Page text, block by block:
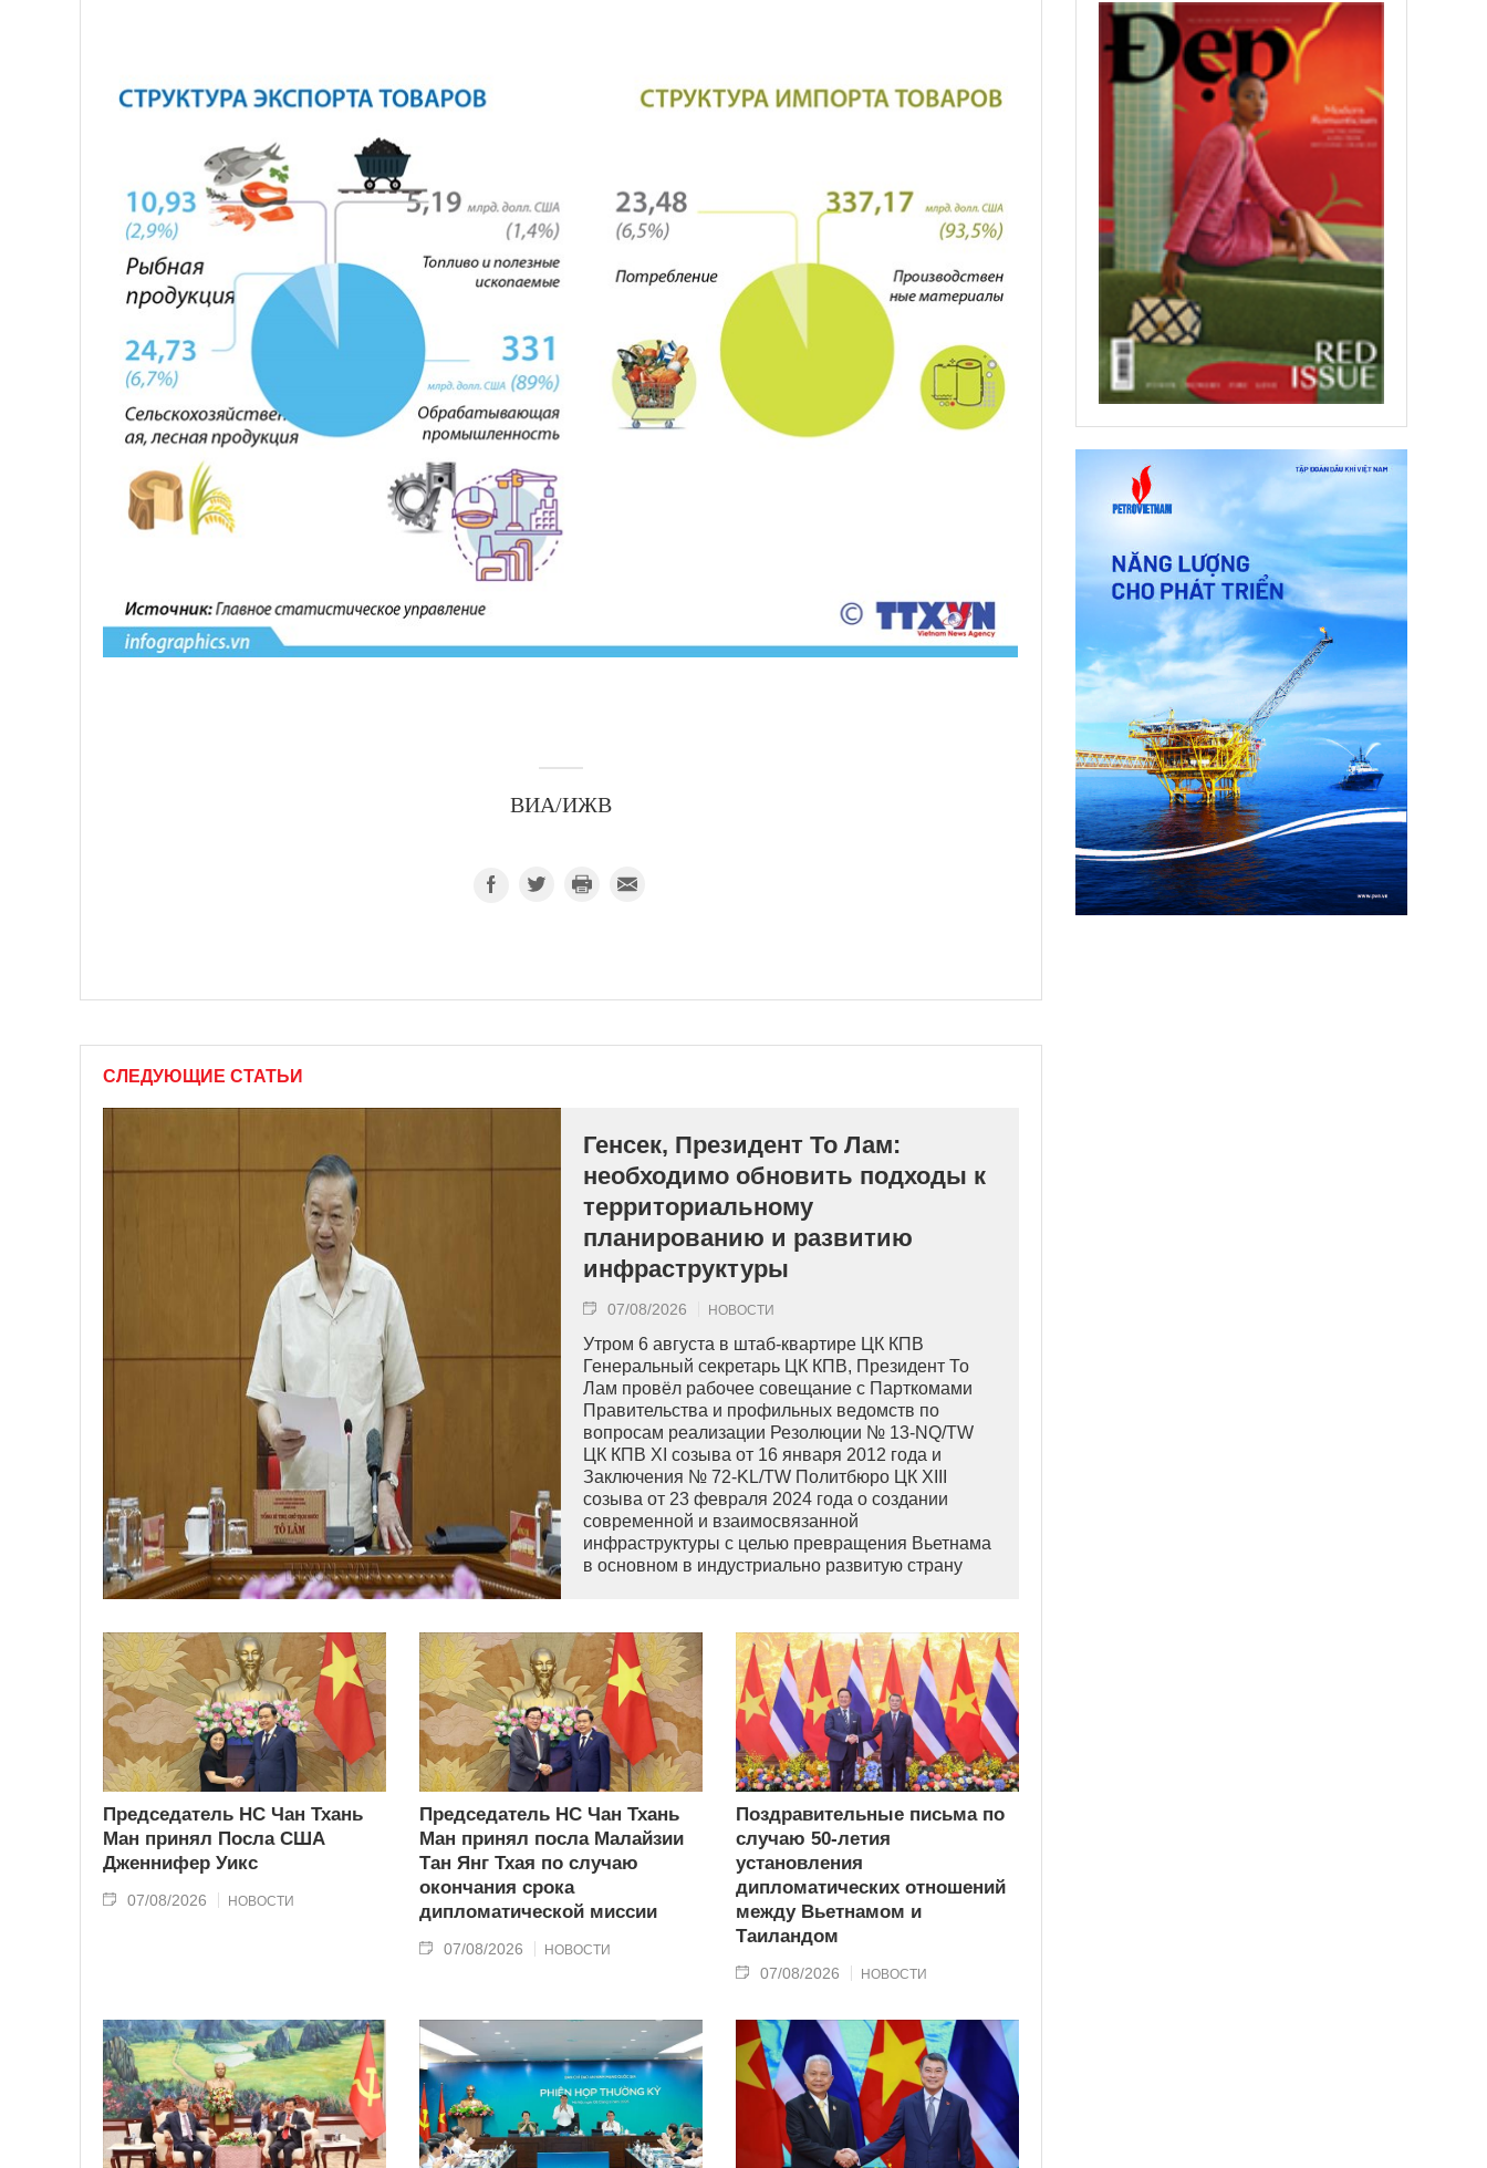
ВИА/ИЖВ
СЛЕДУЮЩИЕ СТАТЬИ
Генсек, Президент То Лам:
необходимо обновить подходы к
территориальному
планированию и развитию
инфраструктуры
07/08/2026 НОВОСТИ
Утром 6 августа в штаб-квартире ЦК КПВ
Генеральный секретарь ЦК КПВ, Президент То
Лам провёл рабочее совещание с Парткомами
Правительства и профильных ведомств по
вопросам реализации Резолюции № 13-NQ/TW
ЦК КПВ XI созыва от 16 января 2012 года и
Заключения № 72-KL/TW Политбюро ЦК XIII
созыва от 23 февраля 2024 года о создании
современной и взаимосвязанной
инфраструктуры с целью превращения Вьетнама
в основном в индустриально развитую страну
Председатель НС Чан Тхань
Ман принял Посла США
Дженнифер Уикс
07/08/2026 НОВОСТИ
Председатель НС Чан Тхань
Ман принял посла Малайзии
Тан Янг Тхая по случаю
окончания срока
дипломатической миссии
07/08/2026 НОВОСТИ
Поздравительные письма по
случаю 50-летия
установления
дипломатических отношений
между Вьетнамом и
Таиландом
07/08/2026 НОВОСТИ